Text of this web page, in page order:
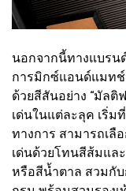
นอกจากนี้ทางแบรน
การมิกซ์แอนด์แมท
ด้วยสีสันอย่าง “มัลติ
เด่นในแต่ละลุค เริ่ม
ทางการ สามารถเ
เด่นด้วยโทนสีส้มแล
หรือสีน้ำตาล สวมกับ